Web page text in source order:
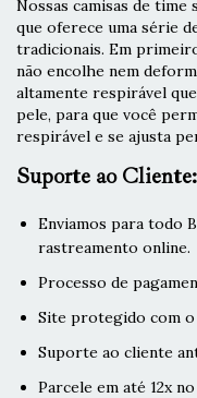
Nossas camisas de
que oferece uma série
tradicionais. Em
não encolhe nem
altamente respirável
pele, para que você
respirável e se ajusta
Suporte ao Cliente:
Enviamos para todo
rastreamento online.
Processo de
Site protegido com o
Suporte ao cliente
Parcele em até 12x